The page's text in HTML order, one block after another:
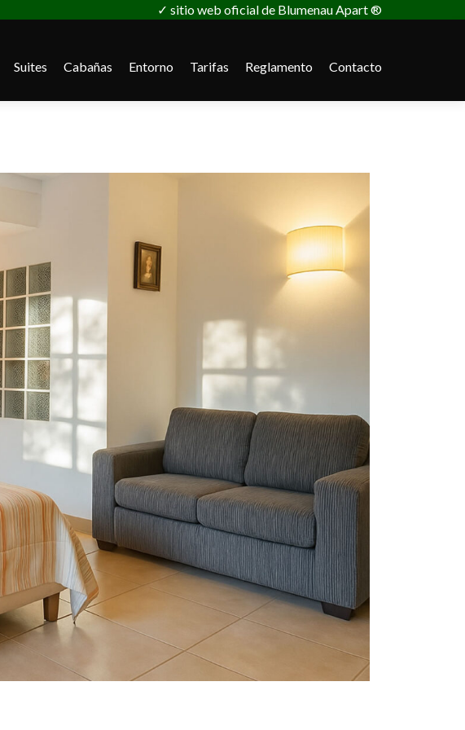
✓ sitio web oficial de Blumenau Apart ®
Suites Cabañas Entorno Tarifas Reglamento Contacto